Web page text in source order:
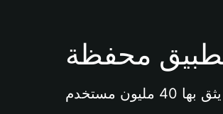
مستخدم